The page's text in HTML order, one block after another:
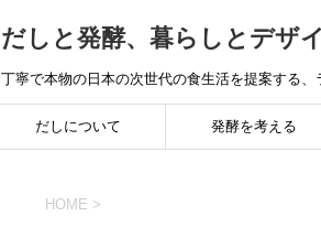
だしと発酵、暮らしとデザ
丁寧で本物の日本の次世代の食生活を提案する
だしについて 発酵を考える
HOME >